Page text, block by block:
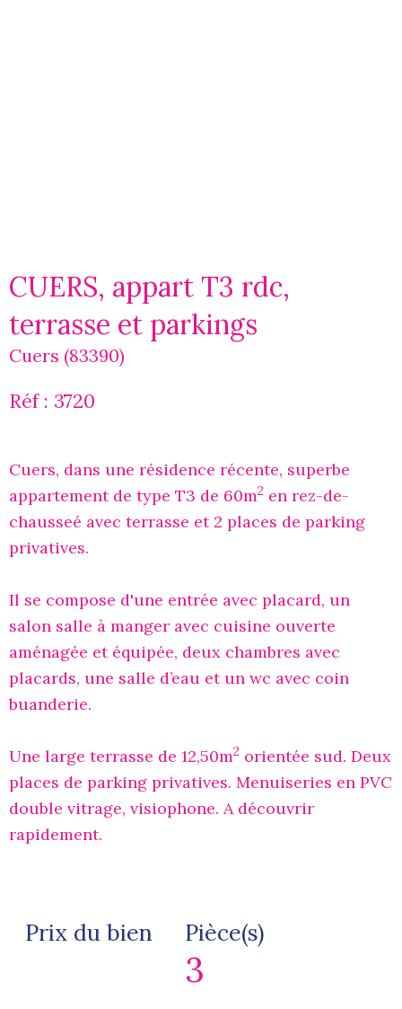
CUERS, appart T3 rdc,
terrasse et parkings
Cuers (83390)
Réf : 3720
Cuers, dans une résidence récente, superbe
appartement de type T3 de 60m2 en rez-de-
chausseé avec terrasse et 2 places de parking
privatives.
Il se compose d'une entrée avec placard, un
salon salle à manger avec cuisine ouverte
aménagée et équipée, deux chambres avec
placards, une salle d’eau et un wc avec coin
buanderie.
Une large terrasse de 12,50m2 orientée sud. Deux
places de parking privatives. Menuiseries en PVC
double vitrage, visiophone. A découvrir
rapidement.
Prix du bien Pièce(s)
3